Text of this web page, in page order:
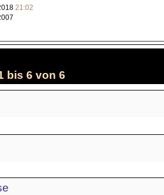
21:02
bis 6 von 6